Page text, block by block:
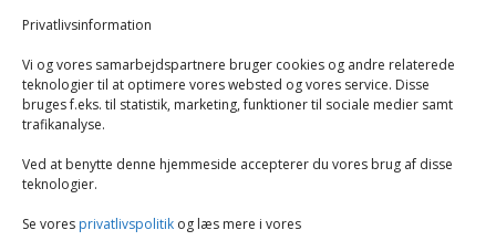
Privatlivsinformation
Vi og vores samarbejdspartnere bruger cookies og andre relaterede
teknologier til at optimere vores websted og vores service. Disse
bruges f.eks. til statistik, marketing, funktioner til sociale medier samt
trafikanalyse.
Ved at benytte denne hjemmeside accepterer du vores brug af disse
teknologier.
Se vores privatlivspolitik og læs mere i vores
Køkken
Opvarmning
Rengøring
Støvsugere